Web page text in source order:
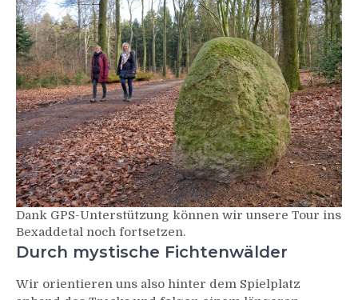
Dank GPS-Unterstützung können wir unsere Tour ins
Bexaddetal noch fortsetzen.
Durch mystische Fichtenwälder
Wir orientieren uns also hinter dem Spielplatz